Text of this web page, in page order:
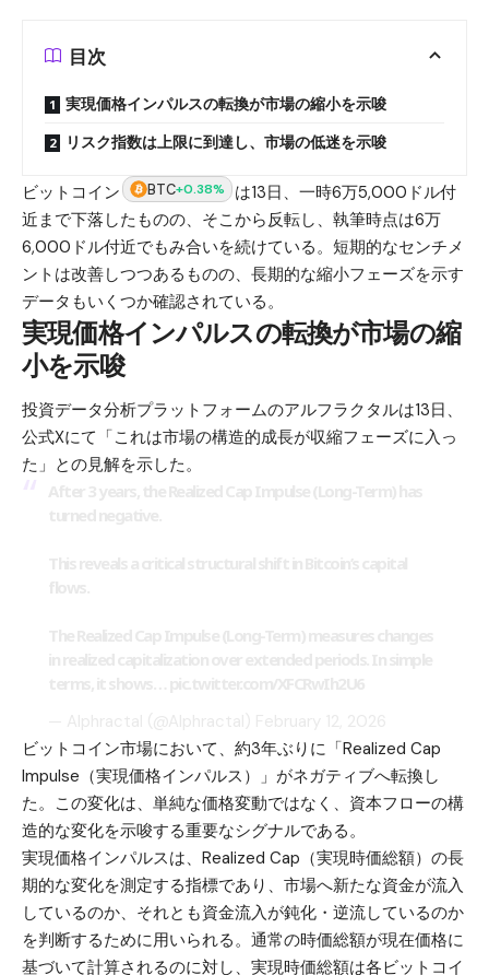
目次
実現価格インパルスの転換が市場の縮小を示唆
リスク指数は上限に到達し、市場の低迷を示唆
ビットコイン BTC+0.38%
は13日、一時6万5,000ドル付
近まで下落したものの、そこから反転し、執筆時点は6万
6,000ドル付近でもみ合いを続けている。短期的なセンチメ
ントは改善しつつあるものの、長期的な縮小フェーズを示す
データもいくつか確認されている。
実現価格インパルスの転換が市場の縮
小を示唆
投資データ分析プラットフォームのアルフラクタルは13日、
公式Xにて「これは市場の構造的成長が収縮フェーズに入っ
た」との見解を示した。
ビットコイン市場において、約3年ぶりに「Realized Cap
Impulse（実現価格インパルス）」がネガティブへ転換し
た。この変化は、単純な価格変動ではなく、資本フローの構
造的な変化を示唆する重要なシグナルである。
実現価格インパルスは、Realized Cap（実現時価総額）の長
期的な変化を測定する指標であり、市場へ新たな資金が流入
しているのか、それとも資金流入が鈍化・逆流しているのか
を判断するために用いられる。通常の時価総額が現在価格に
基づいて計算されるのに対し、実現時価総額は各ビットコイ